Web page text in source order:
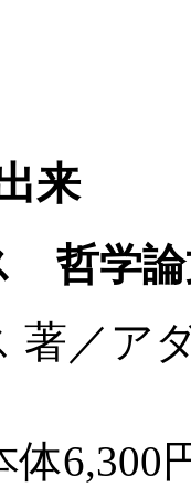
来
哲学論
著／ア
体6,300